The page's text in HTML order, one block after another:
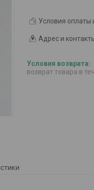
Условия оплаты
Адрес и
возврат товара в